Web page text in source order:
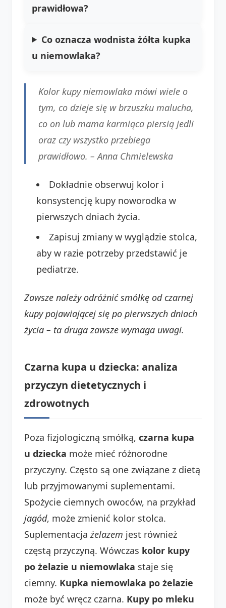
prawidłowa?
Co oznacza wodnista żółta kupka
u niemowlaka?
Kolor kupy niemowlaka mówi wiele o
tym, co dzieje się w brzuszku malucha,
co on lub mama karmiąca piersią jedli
oraz czy wszystko przebiega
prawidłowo. –Anna Chmielewska
Dokładnie obserwuj kolor i
konsystencję kupy noworodka w
pierwszych dniach życia.
Zapisuj zmiany w wyglądzie stolca,
aby w razie potrzeby przedstawić je
pediatrze.
Zawsze należy odróżnić smółkę od czarnej
kupy pojawiającej się po pierwszych dniach
życia – ta druga zawsze wymaga uwagi.
Czarna kupa u dziecka: analiza
przyczyn dietetycznych i
zdrowotnych
Poza fizjologiczną smółką, czarna kupa
u dziecka może mieć różnorodne
przyczyny. Często są one związane z dietą
lub przyjmowanymi suplementami.
Spożycie ciemnych owoców, na przykład
jagód, może zmienić kolor stolca.
Suplementacja żelazem jest również
częstą przyczyną. Wówczas kolor kupy
po żelazie u niemowlaka staje się
ciemny. Kupka niemowlaka po żelazie
może być wręcz czarna. Kupy po mleku